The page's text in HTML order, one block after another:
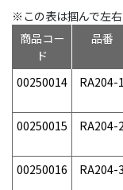
※この表は掴んで左右
商品コー
ド
品番
00250014
RA204-1
00250015 RA204-2
00250016 RA204-3